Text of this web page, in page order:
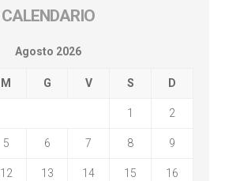
CALENDARIO
Agosto 2026
M G V S D
1 2
5 6 7 8 9
12 13 14 15 16